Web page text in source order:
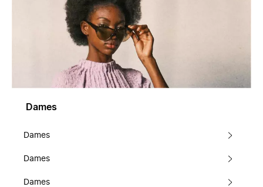
Dames
Dames
Dames
Dames